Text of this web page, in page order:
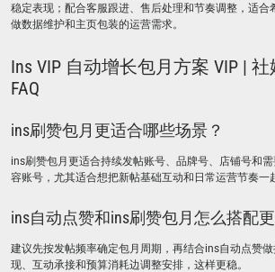
稳定表现；配合客服跟进、售后处理和节奏调整，适合
做数据维护和主页包装的运营需求。
Ins VIP 自动增长包月方案 VIP |
FAQ
ins刷赞包月更适合哪些场景？
ins刷赞包月更适合持续发帖账号、品牌号、店铺号和
容账号，尤其适合想把新帖基础互动和日常运营节奏一
ins自动点赞和ins刷赞包月怎么搭配
建议先按发帖频率确定包月周期，再结合ins自动点赞
现、互动承接和预算消耗边调整安排，这样更稳。